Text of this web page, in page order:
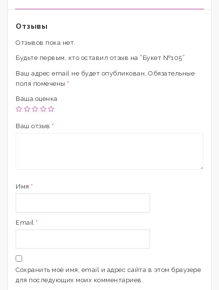
Отзывы
Отзывов пока нет.
Будьте первым, кто оставил отзыв на “Букет №105”
Ваш адрес email не будет опубликован. Обязательные
поля помечены *
Ваша оценка
Ваш отзыв *
Имя *
Email *
Сохранить моё имя, email и адрес сайта в этом браузере
для последующих моих комментариев.